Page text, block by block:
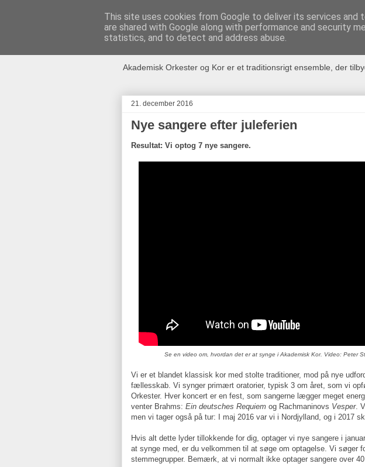
Akademisk Orkester
Akademisk Orkester og Kor er et traditionsrigt ensemble, der
21. december 2016
Nye sangere efter juleferien
Resultat: Vi optog 7 nye sangere.
Se en video om, hvordan det er at synge i Akademisk Kor. Video: Peter
Vi er et blandet klassisk kor med stolte traditioner, mod på nye
fællesskab. Vi synger primært oratorier, typisk 3 om året, som vi
Orkester. Hver koncert er en fest, som sangerne lægger meget
venter Brahms: Ein deutsches Requiem og Rachmaninovs Vesper.
men vi tager også på tur: I maj 2016 var vi i Nordjylland, og i 2017
Hvis alt dette lyder tillokkende for dig, optager vi nye sangere i
at synge med, er du velkommen til at søge om optagelse. Vi søger
stemmegrupper. Bemærk, at vi normalt ikke optager sangere over 40
This site uses cookies from Google to deliver its services and
are shared with Google along with performance and security
statistics, and to detect and address abuse.